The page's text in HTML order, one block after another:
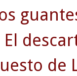
de